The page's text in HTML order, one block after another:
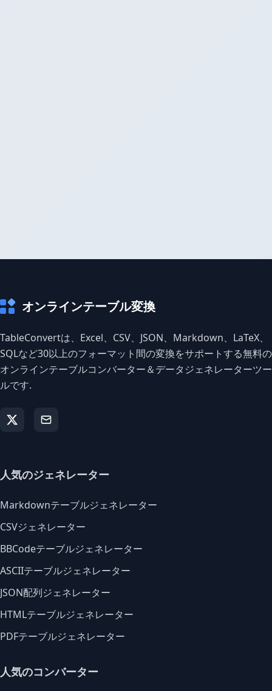
オンラインテーブル変換
TableConvertは、Excel、CSV、JSON、Markdown、LaTeX、
SQLなど30以上のフォーマット間の変換をサポートする無料の
オンラインテーブルコンバーター＆データジェネレーターツー
ルです.
人気のジェネレーター
Markdownテーブルジェネレーター
CSVジェネレーター
BBCodeテーブルジェネレーター
ASCIIテーブルジェネレーター
JSON配列ジェネレーター
HTMLテーブルジェネレーター
PDFテーブルジェネレーター
人気のコンバーター